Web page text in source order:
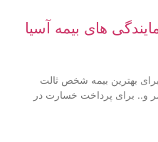
های بیمه آسیا
بهترین بیمه شخص ثالت
و.. برای پرداخت خسارت در